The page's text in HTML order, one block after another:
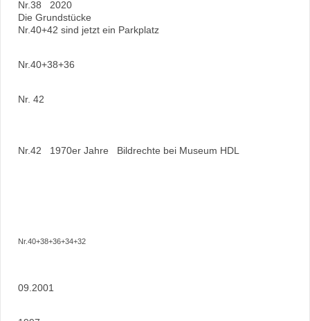
Nr.38 2020
Die Grundstücke
Nr.40+42 sind jetzt ein Parkplatz
Nr.40+38+36
Nr. 42
Nr.42 1970er Jahre Bildrechte bei Museum HDL
Nr.40+38+36+34+32
09.2001